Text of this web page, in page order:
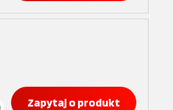
Zapytaj o produkt